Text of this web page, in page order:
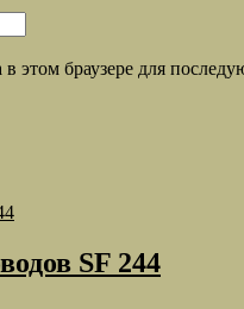
этом браузере для
SF 244